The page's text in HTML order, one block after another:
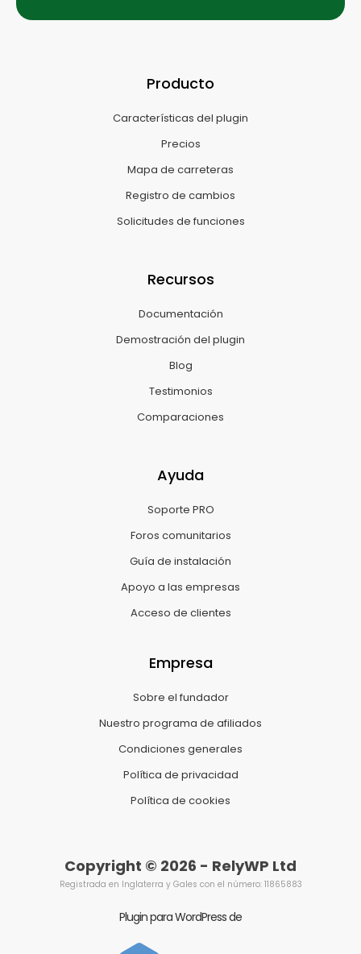
Producto
Características del plugin
Precios
Mapa de carreteras
Registro de cambios
Solicitudes de funciones
Recursos
Documentación
Demostración del plugin
Blog
Testimonios
Comparaciones
Ayuda
Soporte PRO
Foros comunitarios
Guía de instalación
Apoyo a las empresas
Acceso de clientes
Empresa
Sobre el fundador
Nuestro programa de afiliados
Condiciones generales
Política de privacidad
Política de cookies
Copyright © 2026 - RelyWP Ltd
Registrada en Inglaterra y Gales con el número: 11865883
Plugin para WordPress de